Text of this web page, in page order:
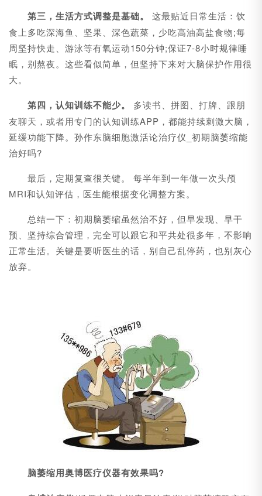
第三，生活方式调整是基础。
这最贴近日常生活：饮
食上多吃深海鱼、坚果、深色蔬菜，少吃高油高盐食物;每
周坚持快走、游泳等有氧运动150分钟;保证7-8小时规律睡
眠，别熬夜。这些看似简单，但坚持下来对大脑保护作用很
大。
第四，认知训练不能少。
多读书、拼图、打牌、跟朋
友聊天，或者用专门的认知训练APP，都能持续刺激大脑，
延缓功能下降。孙作东脑细胞激活论治疗仪_初期脑萎缩能
治好吗?
最后，定期复查很关键。 每半年到一年做一次头颅
MRI和认知评估，医生能根据变化调整方案。
总结一下：初期脑萎缩虽然治不好，但早发现、早干
预、坚持综合管理，完全可以跟它和平共处很多年，不影响
正常生活。关键是要听医生的话，别自己乱停药，也别灰心
放弃。
脑萎缩用奥博医疗仪器有效果吗?